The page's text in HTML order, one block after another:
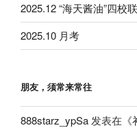
2025.12 “海天酱油”四校
2025.10 月考
朋友，须常来常往
888starz_ypSa 发表在《